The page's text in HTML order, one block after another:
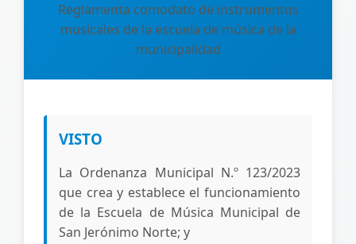
Reglamenta comodato de instrumentos
musicales de la escuela de música de la
municipalidad
VISTO
La Ordenanza Municipal N.º 123/2023
que crea y establece el funcionamiento
de la Escuela de Música Municipal de
San Jerónimo Norte; y